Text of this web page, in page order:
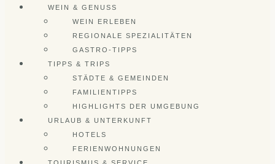
WEIN & GENUSS
WEIN ERLEBEN
REGIONALE SPEZIALITÄTEN
GASTRO-TIPPS
TIPPS & TRIPS
STÄDTE & GEMEINDEN
FAMILIENTIPPS
HIGHLIGHTS DER UMGEBUNG
URLAUB & UNTERKUNFT
HOTELS
FERIENWOHNUNGEN